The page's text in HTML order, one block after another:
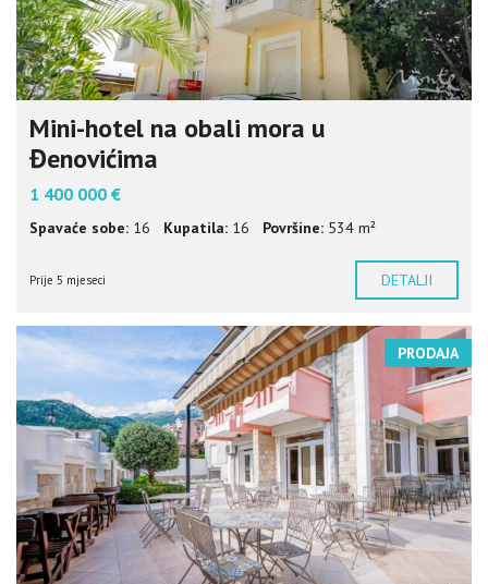
Mini-hotel na obali mora u
Đenovićima
1 400 000 €
Spavaće sobe: 16 Kupatila: 16 Površine: 534 m²
Prije 5 mjeseci DETALJI
PRODAJA